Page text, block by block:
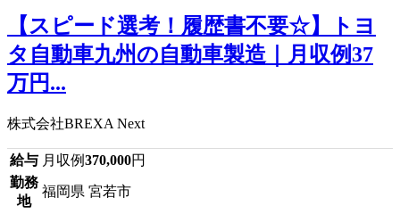
【スピード選考！履歴書不要☆】トヨ
タ自動車九州の自動車製造｜月収例37
万円...
株式会社BREXA Next
給与 月収例370,000円
勤務
地
福岡県 宮若市